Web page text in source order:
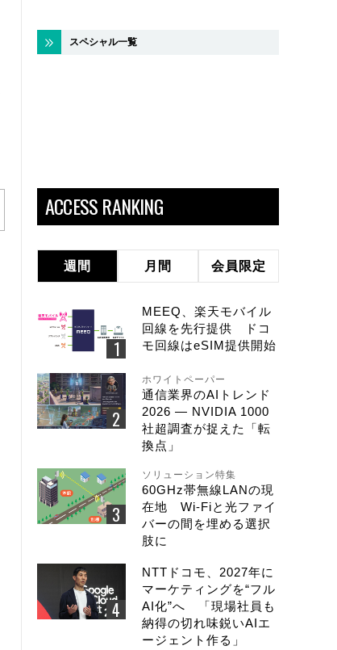
スペシャル一覧
ACCESS RANKING
週間 月間 会員限定
MEEQ、楽天モバイル
回線を先行提供 ドコ
モ回線はeSIM提供開始
ホワイトペーパー
通信業界のAIトレンド
2026 ― NVIDIA 1000
社超調査が捉えた「転
換点」
ソリューション特集
60GHz帯無線LANの現
在地 Wi-Fiと光ファイ
バーの間を埋める選択
肢に
NTTドコモ、2027年に
マーケティングを“フル
AI化”へ 「現場社員も
納得の切れ味鋭いAIエ
ージェント作る」